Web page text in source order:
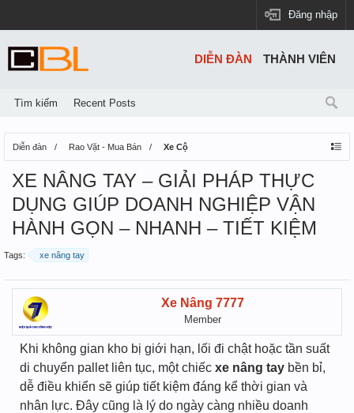
Đăng nhập
Diễn đàn Rao Vặt - Mua Bán Xe Cộ
XE NÂNG TAY – GIẢI PHÁP THỰC
DỤNG GIÚP DOANH NGHIỆP VẬN
HÀNH GỌN – NHANH – TIẾT KIỆM
Tags: xe nâng tay
Xe Nâng 7777
Member
Khi không gian kho bị giới hạn, lối đi chật hoặc tần suất
di chuyển pallet liên tục, một chiếc xe nâng tay bền bỉ,
dễ điều khiển sẽ giúp tiết kiệm đáng kể thời gian và
nhân lực. Đây cũng là lý do ngày càng nhiều doanh
DIỄN ĐÀN
Tìm kiếm Recent Posts
THÀNH VIÊN